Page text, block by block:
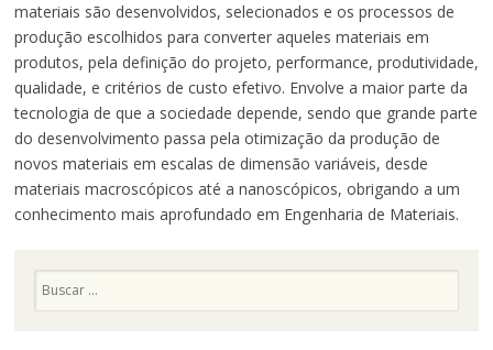
materiais são desenvolvidos, selecionados e os processos de
produção escolhidos para converter aqueles materiais em
produtos, pela definição do projeto, performance, produtividade,
qualidade, e critérios de custo efetivo. Envolve a maior parte da
tecnologia de que a sociedade depende, sendo que grande parte
do desenvolvimento passa pela otimização da produção de
novos materiais em escalas de dimensão variáveis, desde
materiais macroscópicos até a nanoscópicos, obrigando a um
conhecimento mais aprofundado em Engenharia de Materiais.